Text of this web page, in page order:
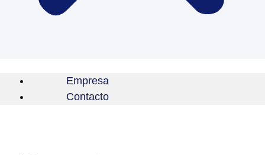
Empresa
Contacto